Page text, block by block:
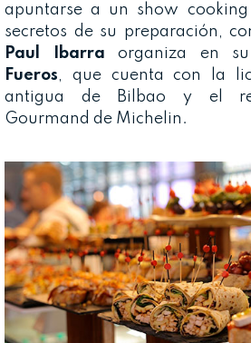
apuntarse a un show
secretos de su preparación,
Paul Ibarra organiza en
Fueros, que cuenta con la
antigua de Bilbao y el
Gourmand de Michelin.